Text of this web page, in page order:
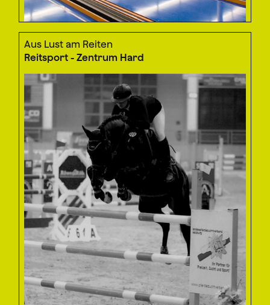
Aus Lust am Reiten
Reitsport - Zentrum Hard